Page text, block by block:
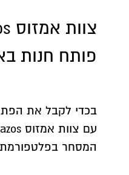
פותח חנות
בכדי לקבל את
המסחר בפלטפורמת